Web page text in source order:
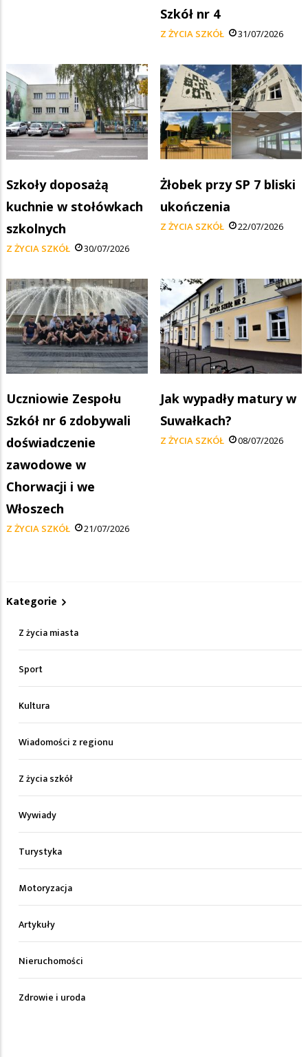
Szkół nr 4
Z ŻYCIA SZKÓŁ 31/07/2026
Szkoły doposażą
kuchnie w stołówkach
szkolnych
Z ŻYCIA SZKÓŁ 30/07/2026
Żłobek przy SP 7 bliski
ukończenia
Z ŻYCIA SZKÓŁ 22/07/2026
Uczniowie Zespołu
Szkół nr 6 zdobywali
doświadczenie
zawodowe w
Chorwacji i we
Włoszech
Z ŻYCIA SZKÓŁ 21/07/2026
Jak wypadły matury w
Suwałkach?
Z ŻYCIA SZKÓŁ 08/07/2026
Kategorie
Z życia miasta
Sport
Kultura
Wiadomości z regionu
Z życia szkół
Wywiady
Turystyka
Motoryzacja
Artykuły
Nieruchomości
Zdrowie i uroda